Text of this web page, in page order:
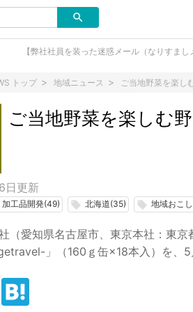
【弊社社員を装った迷惑メール（なりすま
トップ 地域ニュース ご当地野菜を楽し
ご当地野菜を楽しむ
日更新
加工品開発(49) local_offer 北海道(35) local_offer 地域おこ
（愛知県名古屋市、東京本社：東
」（160ｇ缶×18本入）を、